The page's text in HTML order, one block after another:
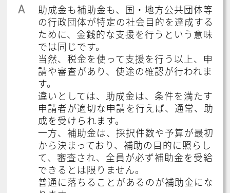
A
助成金も補助金も、国・地方公共団体等
の行政団体が特定の社会目的を達成する
ために、金銭的な支援を行うという意味
では同じです。
当然、税金を使って支援を行う以上、申
請や審査があり、使途の確認が行われま
す。
違いとしては、助成金は、条件を満たす
申請者が適切な申請を行えば、通常、助
成を受けられます。
一方、補助金は、採択件数や予算が最初
から決まっており、補助の目的に照らし
て、審査され、全員が必ず補助金を受給
できるとは限りません。
普通に落ちることがあるのが補助金にな